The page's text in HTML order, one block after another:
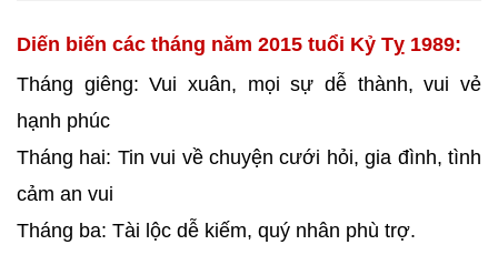
Diến biến các tháng năm 2015 tuổi Kỷ Tỵ 1989:
Tháng giêng: Vui xuân, mọi sự dễ thành, vui vẻ
hạnh phúc
Tháng hai: Tin vui về chuyện cưới hỏi, gia đình, tình
cảm an vui
Tháng ba: Tài lộc dễ kiếm, quý nhân phù trợ.